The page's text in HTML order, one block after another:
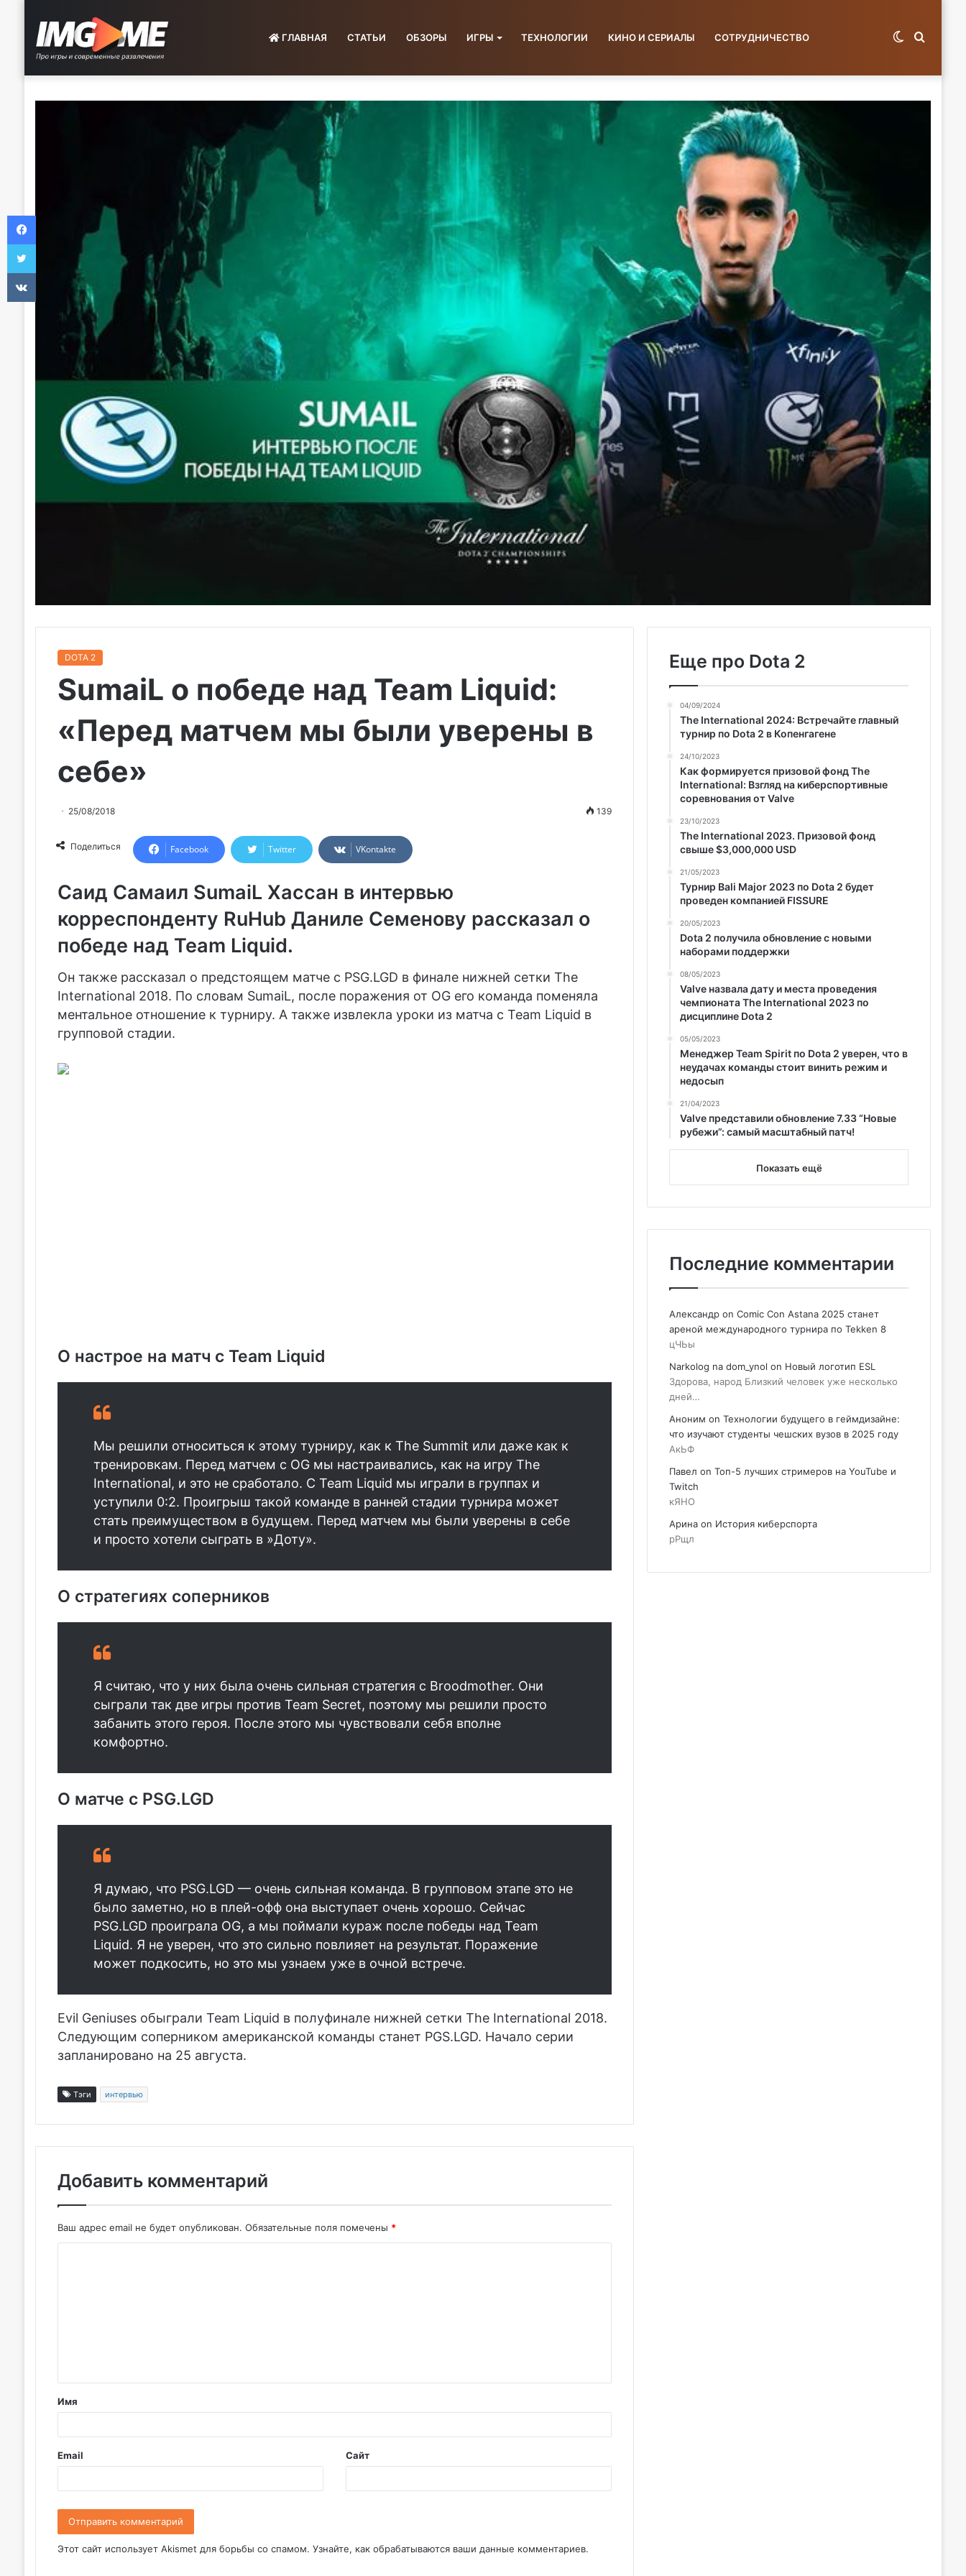
ГЛАВНАЯ СТАТЬИ ОБЗОРЫ ИГРЫ ТЕХНОЛОГИИ КИНО И СЕРИАЛЫ СОТРУДНИЧЕСТВО Switch
DOTA 2
SumaiL о победе над Team Liquid:
«Перед матчем мы были уверены в
себе»
25/08/2018 139
Поделиться Facebook Twitter VKontakte
Саид Самаил SumaiL Хассан в интервью
корреспонденту RuHub Даниле Семенову рассказал о
победе над Team Liquid.
Он также рассказал о предстоящем матче с PSG.LGD в финале нижней сетки The
International 2018. По словам SumaiL, после поражения от OGего команда поменяла
ментальное отношение к турниру. А также извлекла уроки из матча с Team Liquid в
групповой стадии.
О настрое на матч с Team Liquid
Мы решили относиться к этому турниру, как к The Summit или даже как к
тренировкам. Перед матчем с OG мы настраивались, как на игру The
International, и это не сработало. С Team Liquid мы играли в группах и
уступили 0:2. Проигрыш такой команде в ранней стадии турнира может
стать преимуществом в будущем. Перед матчем мы были уверены в себе
и просто хотели сыграть в »Доту».
О стратегиях соперников
Я считаю, что у них была очень сильная стратегия с Broodmother. Они
сыграли так две игры против Team Secret, поэтому мы решили просто
забанить этого героя. После этого мы чувствовали себя вполне
комфортно.
О матче с PSG.LGD
Я думаю, что PSG.LGD — очень сильная команда. В групповом этапе это не
было заметно, но в плей-офф она выступает очень хорошо. Сейчас
PSG.LGD проиграла OG, а мы поймали кураж после победы над Team
Liquid. Я не уверен, что это сильно повлияет на результат. Поражение
может подкосить, но это мы узнаем уже в очной встрече.
Evil Geniuses обыграли Team Liquid в полуфинале нижней сетки The International 2018.
Следующим соперником американской команды станет PGS.LGD. Начало серии
запланировано на 25 августа.
Тэги интервью
Добавить комментарий
Ваш адрес email не будет опубликован. Обязательные поля помечены *
т
а
й
*
Имя
Email Сайт
Этот сайт использует Akismet для борьбы со спамом. Узнайте, как обрабатываются ваши данные комментариев.
Еще про Dota 2
04/09/2024
The International 2024: Встречайте главный
турнир по Dota 2 в Копенгагене
24/10/2023
Как формируется призовой фонд The
International: Взгляд на киберспортивные
соревнования от Valve
23/10/2023
The International 2023. Призовой фонд
свыше $3,000,000 USD
21/05/2023
Турнир Bali Major 2023 по Dota 2 будет
проведен компанией FISSURE
20/05/2023
Dota 2 получила обновление с новыми
наборами поддержки
08/05/2023
Valve назвала дату и места проведения
чемпионата The International 2023 по
дисциплине Dota 2
05/05/2023
Менеджер Team Spirit по Dota 2 уверен, что в
неудачах команды стоит винить режим и
недосып
21/04/2023
Valve представили обновление 7.33 “Новые
рубежи”: самый масштабный патч!
Показать ещё
Последние комментарии
Александр on Comic Con Astana 2025 станет
ареной международного турнира по Tekken 8
цЧЬы
Narkolog na dom_ynol on Новый логотип ESL
Здорова, народ Близкий человек уже несколько
дней…
Аноним on Технологии будущего в геймдизайне:
что изучают студенты чешских вузов в 2025 году
АкЬФ
Павел on Топ-5 лучших стримеров на YouTube и
Twitch
кЯНО
Арина on История киберспорта
рРщл
VKontakte